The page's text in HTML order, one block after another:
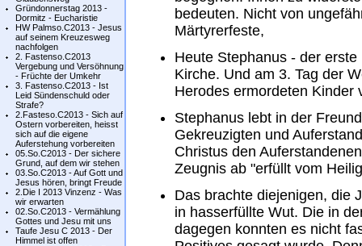
Gründonnerstag 2013 -
Dormitz - Eucharistie
HW Palmso.C2013 - Jesus
auf seinem Kreuzesweg
nachfolgen
2. Fastenso.C2013
Vergebung und Versöhnung
- Früchte der Umkehr
3. Fastenso.C2013 - Ist
Leid Sündenschuld oder
Strafe?
2.Fasteso.C2013 - Sich auf
Ostern vorbereiten, heisst
sich auf die eigene
Auferstehung vorbereiten
05.So.C2013 - Der sichere
Grund, auf dem wir stehen
03.So.C2013 - Auf Gott und
Jesus hören, bringt Freude
2.Die I 2013 Vinzenz - Was
wir erwarten
02.So.C2013 - Vermählung
Gottes und Jesu mit uns
Taufe Jesu C 2013 - Der
Himmel ist offen
bedeuten. Nicht von
Märtyrerfeste,
Heute Stephanus - der
Kirche. Und am 3. Tag der
Herodes ermordeten Kinder
Stephanus lebt in der
Gekreuzigten und
Christus den
Zeugnis ab "erfüllt vom
Das brachte diejenigen, die
in hasserfüllte Wut. Die in
dagegen konnten es nicht